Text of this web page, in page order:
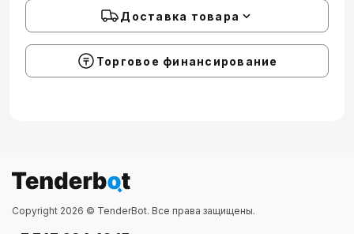
Доставка товара
Торговое финансирование
Copyright 2026 © TenderBot. Все права защищены.